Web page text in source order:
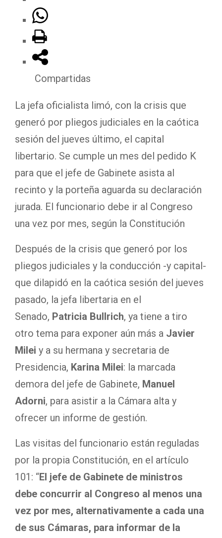
Compartidas
La jefa oficialista limó, con la crisis que
generó por pliegos judiciales en la caótica
sesión del jueves último, el capital
libertario. Se cumple un mes del pedido K
para que el jefe de Gabinete asista al
recinto y la porteña aguarda su declaración
jurada. El funcionario debe ir al Congreso
una vez por mes, según la Constitución
Después de la crisis que generó por los
pliegos judiciales y la conducción -y capital-
que dilapidó en la caótica sesión del jueves
pasado, la jefa libertaria en el
Senado, Patricia Bullrich, ya tiene a tiro
otro tema para exponer aún más a Javier
Milei y a su hermana y secretaria de
Presidencia, Karina Milei: la marcada
demora del jefe de Gabinete, Manuel
Adorni, para asistir a la Cámara alta y
ofrecer un informe de gestión.
Las visitas del funcionario están reguladas
por la propia Constitución, en el artículo
101: “El jefe de Gabinete de ministros
debe concurrir al Congreso al menos una
vez por mes, alternativamente a cada una
de sus Cámaras, para informar de la